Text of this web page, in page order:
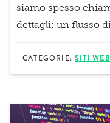
siamo spesso
dettagli: un flusso
CATEGORIE:SITI